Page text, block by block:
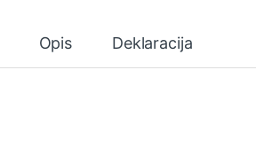
Opis Deklaracija